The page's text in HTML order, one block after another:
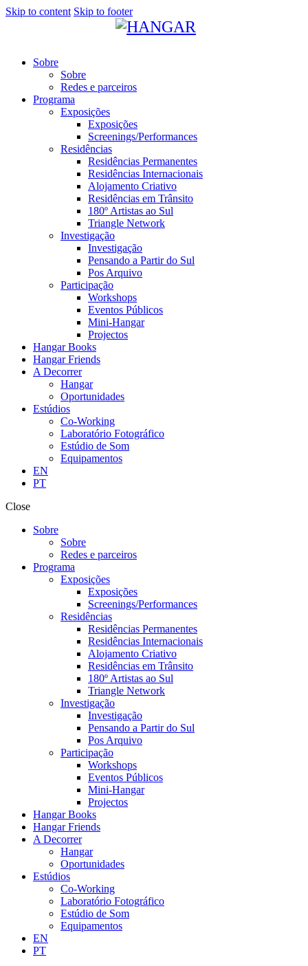
Skip to content Skip to footer
Sobre
Sobre
Redes e parceiros
Programa
Exposições
Exposições
Screenings/Performances
Residências
Residências Permanentes
Residências Internacionais
Alojamento Criativo
Residências em Trânsito
180º Artistas ao Sul
Triangle Network
Investigação
Investigação
Pensando a Partir do Sul
Pos Arquivo
Participação
Workshops
Eventos Públicos
Mini-Hangar
Projectos
Hangar Books
Hangar Friends
A Decorrer
Hangar
Oportunidades
Estúdios
Co-Working
Laboratório Fotográfico
Estúdio de Som
Equipamentos
EN
PT
Close
Sobre
Sobre
Redes e parceiros
Programa
Exposições
Exposições
Screenings/Performances
Residências
Residências Permanentes
Residências Internacionais
Alojamento Criativo
Residências em Trânsito
180º Artistas ao Sul
Triangle Network
Investigação
Investigação
Pensando a Partir do Sul
Pos Arquivo
Participação
Workshops
Eventos Públicos
Mini-Hangar
Projectos
Hangar Books
Hangar Friends
A Decorrer
Hangar
Oportunidades
Estúdios
Co-Working
Laboratório Fotográfico
Estúdio de Som
Equipamentos
EN
PT